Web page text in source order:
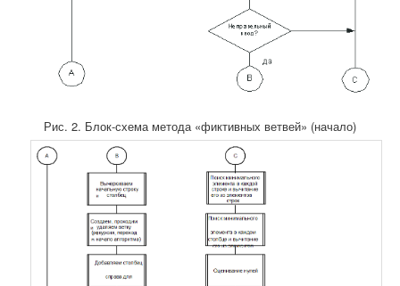
Рис. 2. Блок-схема метода «фиктивных ветвей» (начало)